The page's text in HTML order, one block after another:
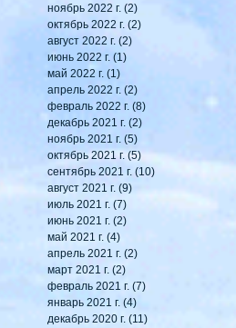
ноябрь 2022 г. (2)
октябрь 2022 г. (2)
август 2022 г. (2)
июнь 2022 г. (1)
май 2022 г. (1)
апрель 2022 г. (2)
февраль 2022 г. (8)
декабрь 2021 г. (2)
ноябрь 2021 г. (5)
октябрь 2021 г. (5) 5 постов
сентябрь 2021 г. (10)
август 2021 г. (9)
июль 2021 г. (7)
июнь 2021 г. (2)
май 2021 г. (4)
апрель 2021 г. (2)
март 2021 г. (2)
февраль 2021 г. (7)
январь 2021 г. (4)
декабрь 2020 г. (11)